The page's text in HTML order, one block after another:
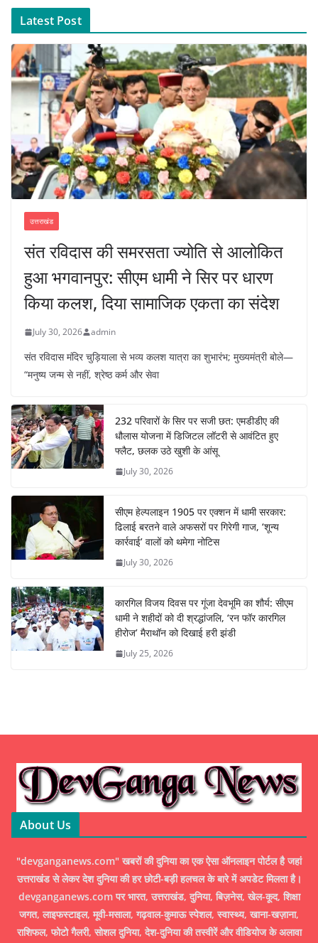
Latest Post
उत्तराखंड
संत रविदास की समरसता ज्योति से आलोकित
हुआ भगवानपुर: सीएम धामी ने सिर पर धारण
किया कलश, दिया सामाजिक एकता का संदेश
July 30, 2026 admin
संत रविदास मंदिर चुड़ियाला से भव्य कलश यात्रा का शुभारंभ; मुख्यमंत्री बोले—
“मनुष्य जन्म से नहीं, श्रेष्ठ कर्म और सेवा
232 परिवारों के सिर पर सजी छत: एमडीडीए की
धौलास योजना में डिजिटल लॉटरी से आवंटित हुए
फ्लैट, छलक उठे खुशी के आंसू
July 30, 2026
सीएम हेल्पलाइन 1905 पर एक्शन में धामी सरकार:
ढिलाई बरतने वाले अफसरों पर गिरेगी गाज, ‘शून्य
कार्रवाई’ वालों को थमेगा नोटिस
July 30, 2026
कारगिल विजय दिवस पर गूंजा देवभूमि का शौर्य: सीएम
धामी ने शहीदों को दी श्रद्धांजलि, ‘रन फॉर कारगिल
हीरोज’ मैराथॉन को दिखाई हरी झंडी
July 25, 2026
About Us
"devganganews.com" खबरों की दुनिया का एक ऐसा ऑनलाइन पोर्टल है जहां
उत्तराखंड से लेकर देश दुनिया की हर छोटी-बड़ी हलचल के बारे में अपडेट मिलता है।
devganganews.com पर भारत, उत्तराखंड, दुनिया, बिज़नेस, खेल-कूद, शिक्षा
जगत, लाइफस्टाइल, मूवी-मसाला, गढ़वाल-कुमाऊ स्पेशल, स्वास्थ्य, खाना-खज़ाना,
राशिफल, फोटो गैलरी, सोशल दुनिया, देश-दुनिया की तस्वीरें और वीडियोज के अलावा